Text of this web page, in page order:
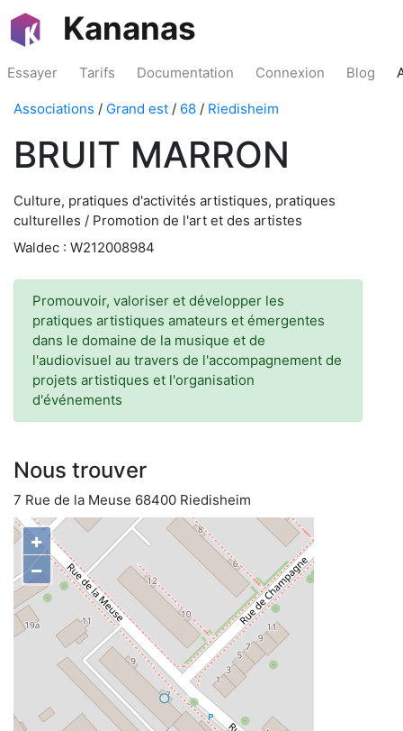
Kananas
Essayer Tarifs Documentation Connexion Blog
Associations / Grand est / 68 / Riedisheim
BRUIT MARRON
Culture, pratiques d'activités artistiques, pratiques
culturelles / Promotion de l'art et des artistes
Waldec : W212008984
Promouvoir, valoriser et développer les
pratiques artistiques amateurs et émergentes
dans le domaine de la musique et de
l'audiovisuel au travers de l'accompagnement de
projets artistiques et l'organisation
d'événements
Nous trouver
7 Rue de la Meuse 68400 Riedisheim
+
−